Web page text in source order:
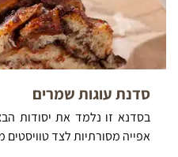
סדנת עוגות שמרים
בסדנא זו נלמד את יסודות
אפייה מסורתיות לצד טוויסטים